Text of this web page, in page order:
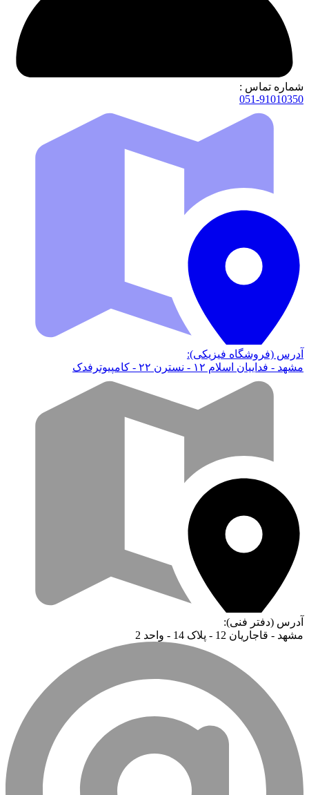
شماره تماس :
051-91010350
آدرس (فروشگاه فیزیکی):
مشهد - فداییان اسلام ۱۲ - نسترن ۲۲ - کامپیوترفدک
آدرس (دفتر فنی):
مشهد - قاجاریان 12 - پلاک 14 - واحد 2